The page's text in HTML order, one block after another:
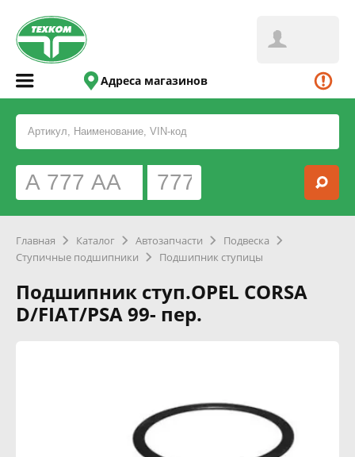
Адреса магазинов
Главная Каталог Автозапчасти
Подвеска
Ступичные подшипники
Подшипник ступицы
Подшипник ступ.OPEL CORSA
D/FIAT/PSA 99- пер.